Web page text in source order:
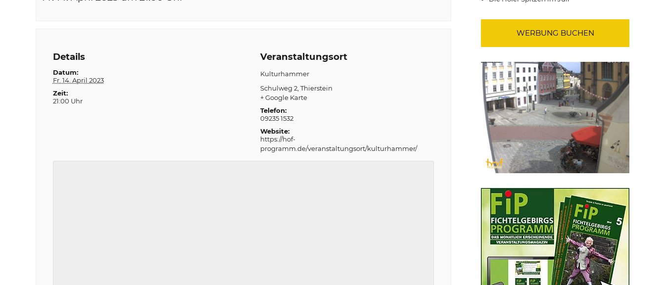
Details
Datum:
Fr. 14. April 2023
Zeit:
21:00 Uhr
Veranstaltungsort
Kulturhammer
Schulweg 2 Thierstein
+ Google Karte
Telefon:
09235 1532
Website:
https://hof-
programm.de/veranstaltungsort/kulturhammer/
WERBUNG BUCHEN